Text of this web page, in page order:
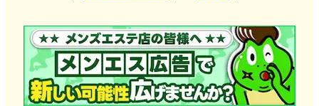
マッサージなど、リラクゼーション効果が高い施術
を提供するお店が多く、都会の喧騒から離れてリラ
ックスできる環境が整っています。
守谷
神栖
伊勢崎
太田
宇都宮
那須塩原
東京都
新宿 神奈川県
兵庫県 滋賀県
奈良県 和歌山県
愛知県 岐阜県
三重県 静岡県
北海道・東北
北海道 岩手県
九州・沖縄